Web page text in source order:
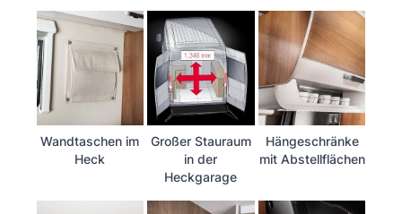
Wandtaschen im
Heck
Großer Stauraum
in der
Heckgarage
Hängeschränke
mit Abstellflächen